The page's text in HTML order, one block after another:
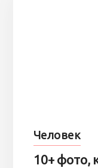
Человек
10+ фото,